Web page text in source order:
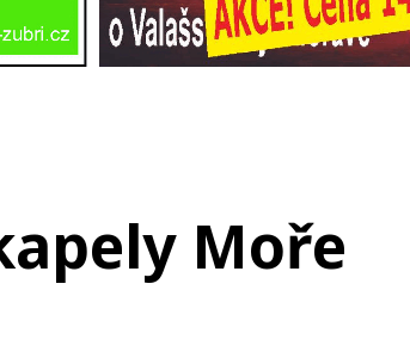
Moře